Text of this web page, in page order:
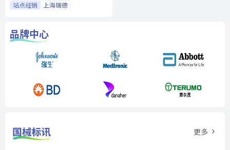
站点经销 上海瑞德
品牌中心